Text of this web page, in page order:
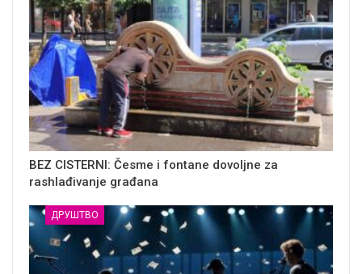
BEZ CISTERNI: Česme i fontane dovoljne za
rashlađivanje građana
ДРУШТВО